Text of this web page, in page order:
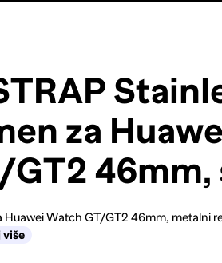
za
GT2 46mm,
Huawei Watch GT/GT2 46mm, metalni
više